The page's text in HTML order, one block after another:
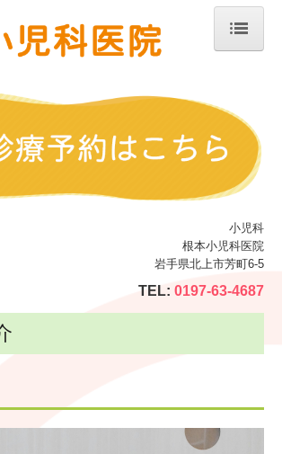
小児科
根本小児科医院
岩手県北上市芳町6-5
TEL: 0197-63-4687